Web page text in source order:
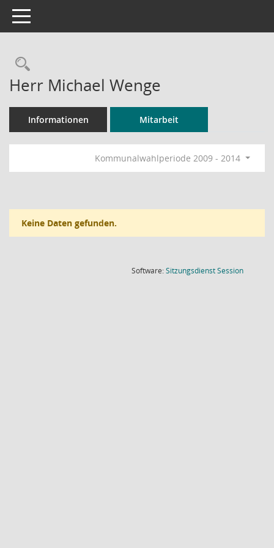
Toggle navigation
Rechercheauswahl
Herr Michael Wenge
Informationen Mitarbeit
Kommunalwahlperiode 2009 - 2014
Keine Daten gefunden.
Software:SitzungsdienstSession(Wird in